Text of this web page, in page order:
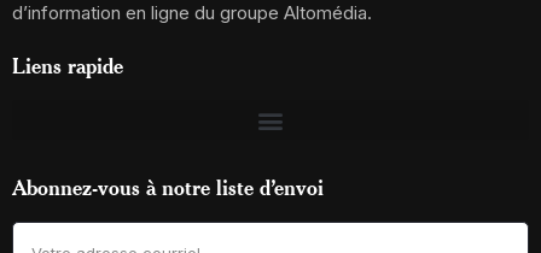
d’information en ligne du groupe Altomédia.
Liens rapide
Abonnez-vous à notre liste d’envoi